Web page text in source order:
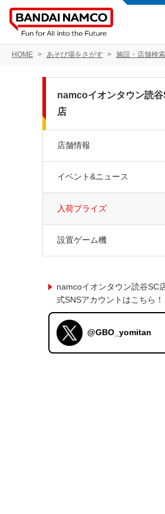
HOME あそび場をさがす 施設・店舗検索
namcoイオンタウン読谷
店
店舗情報
イベント&ニュース
入荷プライズ
設置ゲーム機
namcoイオンタウン読谷SC
式SNSアカウントはこちら！
@GBO_yomitan